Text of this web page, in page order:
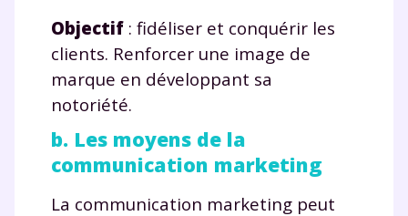
Objectif : fidéliser et conquérir les
clients. Renforcer une image de
marque en développant sa
notoriété.
b. Les moyens de la
communication marketing
La communication marketing peut